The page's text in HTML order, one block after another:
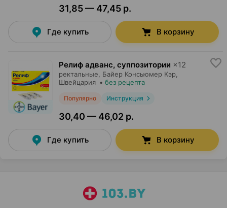
31,85 — 47,45 р.
Где купить В корзину
Релиф адванс, суппозитории ×12
ректальные, Байер Консьюмер Кэр,
Швейцария • без рецепта
Популярно Инструкция
30,40 — 46,02 р.
Где купить В корзину